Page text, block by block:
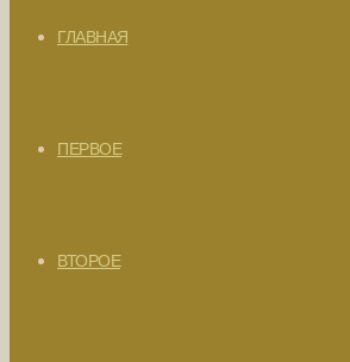
ГЛАВНАЯ
ПЕРВОЕ
ВТОРОЕ